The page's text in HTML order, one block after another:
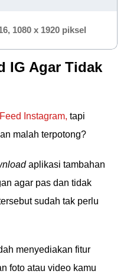
1080 x 1920 piksel
IG Agar Tidak
Instagram, tapi
malah terpotong?
aplikasi tambahan
agar pas dan tidak
sudah tak perlu
menyediakan fitur
foto atau video kamu